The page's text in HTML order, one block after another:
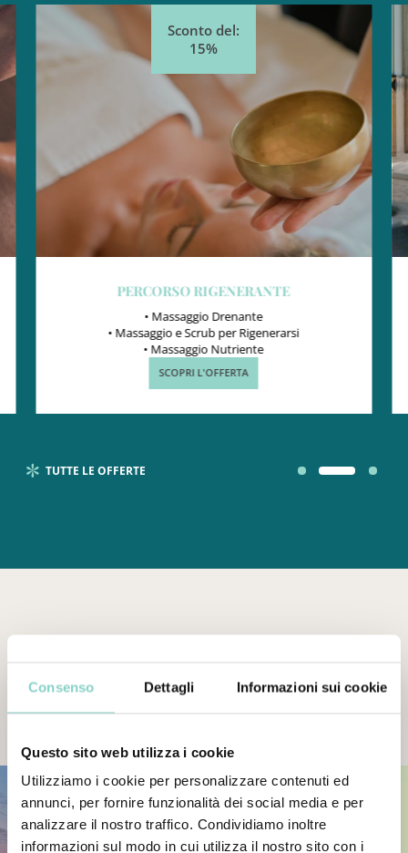
Consenso Dettagli Informazioni sui cookie
Questo sito web utilizza i cookie
Utilizziamo i cookie per personalizzare contenuti ed
annunci, per fornire funzionalità dei social media e per
analizzare il nostro traffico. Condividiamo inoltre
informazioni sul modo in cui utilizza il nostro sito con i
Sconto del:
15%
PERCORSO RIGENERANTE
• Massaggio Drenante
• Massaggio e Scrub per Rigenerarsi
• Massaggio Nutriente
SCOPRI L'OFFERTA
TUTTE LE OFFERTE
C’ÈSEMPRE
QUALCOSA